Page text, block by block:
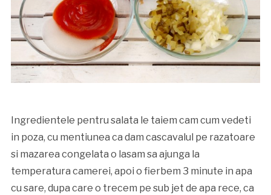
Ingredientele pentru salata le taiem cam cum vedeti
in poza, cu mentiunea ca dam cascavalul pe razatoare
si mazarea congelata o lasam sa ajunga la
temperatura camerei, apoi o fierbem 3 minute in apa
cu sare, dupa care o trecem pe sub jet de apa rece, ca